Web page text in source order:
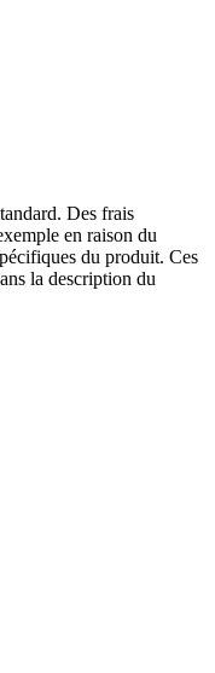
Des frais
en raison du
du produit. Ces
la description du